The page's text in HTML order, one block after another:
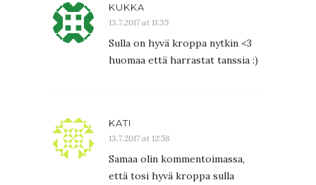
KUKKA
13.7.2017 at 11:35
Sulla on hyvä kroppa nytkin <3
huomaa että harrastat tanssia :)
KATI
13.7.2017 at 12:58
Samaa olin kommentoimassa,
että tosi hyvä kroppa sulla